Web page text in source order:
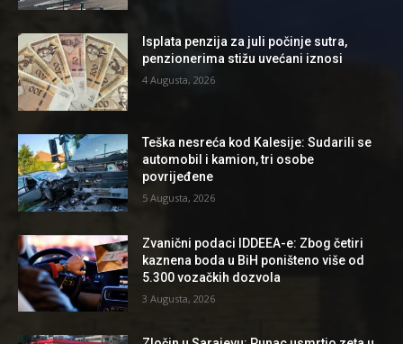
Isplata penzija za juli počinje sutra,
penzionerima stižu uvećani iznosi
4 Augusta, 2026
Teška nesreća kod Kalesije: Sudarili se
automobil i kamion, tri osobe
povrijeđene
5 Augusta, 2026
Zvanični podaci IDDEEA-e: Zbog četiri
kaznena boda u BiH poništeno više od
5.300 vozačkih dozvola
3 Augusta, 2026